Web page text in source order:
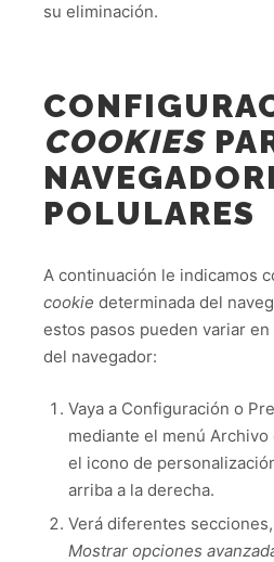
su eliminación.
COOKIES
POLULARES
A continuación le indicamos
cookie determinada del
estos pasos pueden variar
del navegador:
Vaya a Configuración o
mediante el menú
el icono de
arriba a la derecha.
Verá diferentes
Mostrar opciones